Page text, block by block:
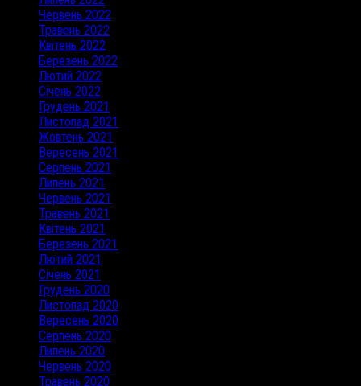
Червень 2022
Травень 2022
Квітень 2022
Березень 2022
Лютий 2022
Січень 2022
Грудень 2021
Листопад 2021
Жовтень 2021
Вересень 2021
Серпень 2021
Липень 2021
Червень 2021
Травень 2021
Квітень 2021
Березень 2021
Лютий 2021
Січень 2021
Грудень 2020
Листопад 2020
Вересень 2020
Серпень 2020
Липень 2020
Червень 2020
Травень 2020